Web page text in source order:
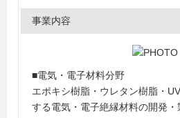
事業内容
■電気・電子材料分野
エポキシ樹脂・ウレタン樹脂・
する電気・電子絶縁材料の開発・